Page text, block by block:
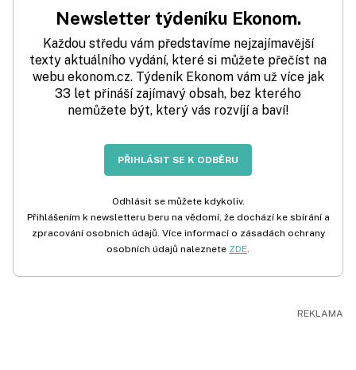
Newsletter týdeníku Ekonom.
Každou středu vám představíme nejzajímavější
texty aktuálního vydání, které si můžete přečíst na
webu ekonom.cz. Týdeník Ekonom vám už více jak
33 let přináší zajímavý obsah, bez kterého
nemůžete být, který vás rozvíjí a baví!
PŘIHLÁSIT SE K ODBĚRU
Odhlásit se můžete kdykoliv.
Přihlášením k newsletteru beru na vědomí, že dochází ke sbírání a
zpracování osobních údajů. Více informací o zásadách ochrany
osobních údajů naleznete ZDE.